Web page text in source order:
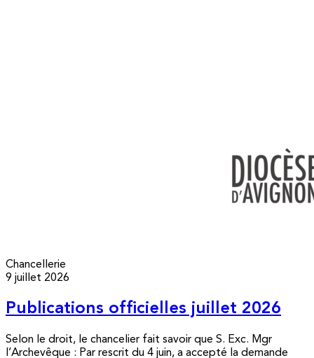
Chancellerie
9 juillet 2026
Publications officielles juillet 2026
Selon le droit, le chancelier fait savoir que S. Exc. Mgr
l’Archevêque : Par rescrit du 4 juin, a accepté la demande